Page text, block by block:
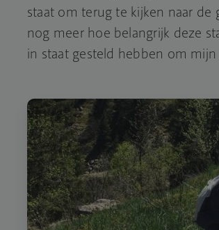
staat om terug te kijken naar
nog meer hoe belangrijk deze
in staat gesteld hebben om